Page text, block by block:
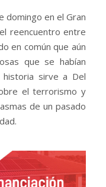
domingo en el Gran
reencuentro entre
en común que aún
que se habían
historia sirve a Del
el terrorismo y
de un pasado